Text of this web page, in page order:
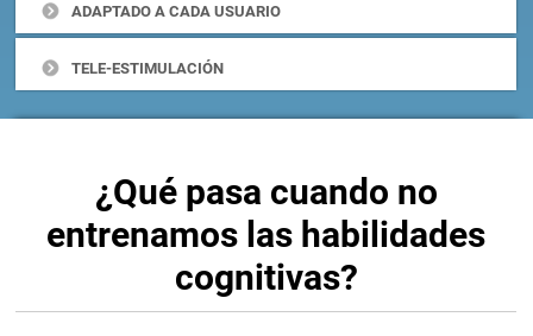
ADAPTADO A CADA USUARIO
TELE-ESTIMULACIÓN
¿Qué pasa cuando no
entrenamos las habilidades
cognitivas?